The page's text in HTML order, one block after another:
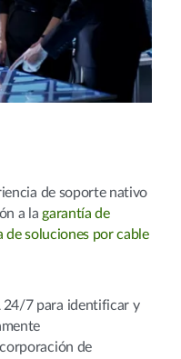
de soporte nativo
a la garantía de
de soluciones por cable
24/7 para identificar y
de